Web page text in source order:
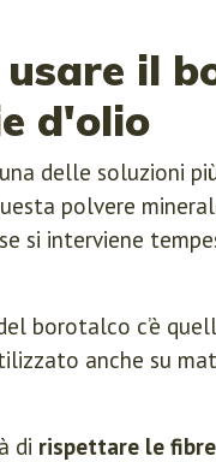
usare il
d'olio
delle soluzioni
polvere
si interviene
borotalco c’è
anche su
di rispettare le